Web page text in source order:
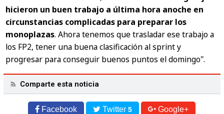
hicieron un buen trabajo a última hora anoche en
circunstancias complicadas para preparar los
monoplazas. Ahora tenemos que trasladar ese trabajo a
los FP2, tener una buena clasificación al sprint y
progresar para conseguir buenos puntos el domingo".
Comparte esta noticia
Facebook Twitter5 Google+